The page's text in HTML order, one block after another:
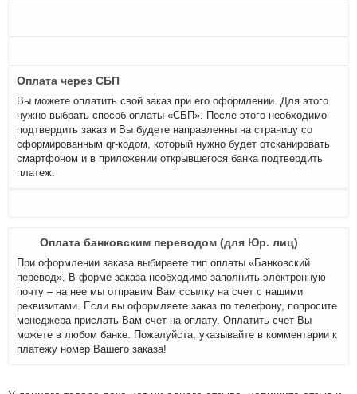
Оплата через СБП
Вы можете оплатить свой заказ при его оформлении. Для этого
нужно выбрать способ оплаты «СБП». После этого необходимо
подтвердить заказ и Вы будете направленны на страницу со
сформированным qr-кодом, который нужно будет отсканировать
смартфоном и в приложении открывшегося банка подтвердить
платеж.
Оплата банковским переводом (для Юр. лиц)
При оформлении заказа выбираете тип оплаты «Банковский
перевод». В форме заказа необходимо заполнить электронную
почту – на нее мы отправим Вам ссылку на счет с нашими
реквизитами. Если вы оформляете заказ по телефону, попросите
менеджера прислать Вам счет на оплату. Оплатить счет Вы
можете в любом банке. Пожалуйста, указывайте в комментарии к
платежу номер Вашего заказа!